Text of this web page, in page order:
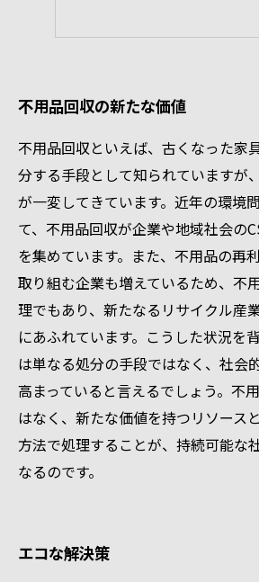
不用品回収の新たな価値
不用品回収といえば、古くなった家
分する手段として知られていますが
が一変してきています。近年の環境
て、不用品回収が企業や地域社会の
を集めています。また、不用品の再
取り組む企業も増えているため、不
理でもあり、新たなるリサイクル産
にあふれています。こうした状況を
は単なる処分の手段ではなく、社会
高まっていると言えるでしょう。不
はなく、新たな価値を持つリソース
方法で処理することが、持続可能な
なるのです。
エコな解決策